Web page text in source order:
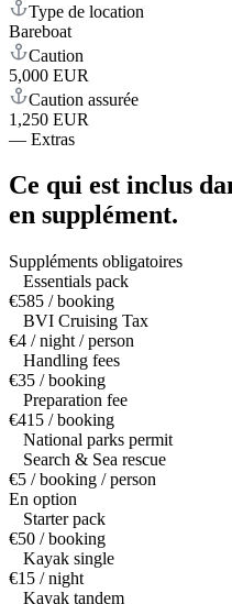
Type de location
Bareboat
Caution
5,000 EUR
Caution assurée
1,250 EUR
— Extras
Ce qui est inclus
en supplément.
Suppléments obligatoires
Essentials pack
€585 / booking
BVI Cruising Tax
€4 / night / person
Handling fees
€35 / booking
Preparation fee
€415 / booking
National parks permit
Search & Sea rescue
€5 / booking / person
En option
Starter pack
€50 / booking
Kayak single
€15 / night
Kayak tandem